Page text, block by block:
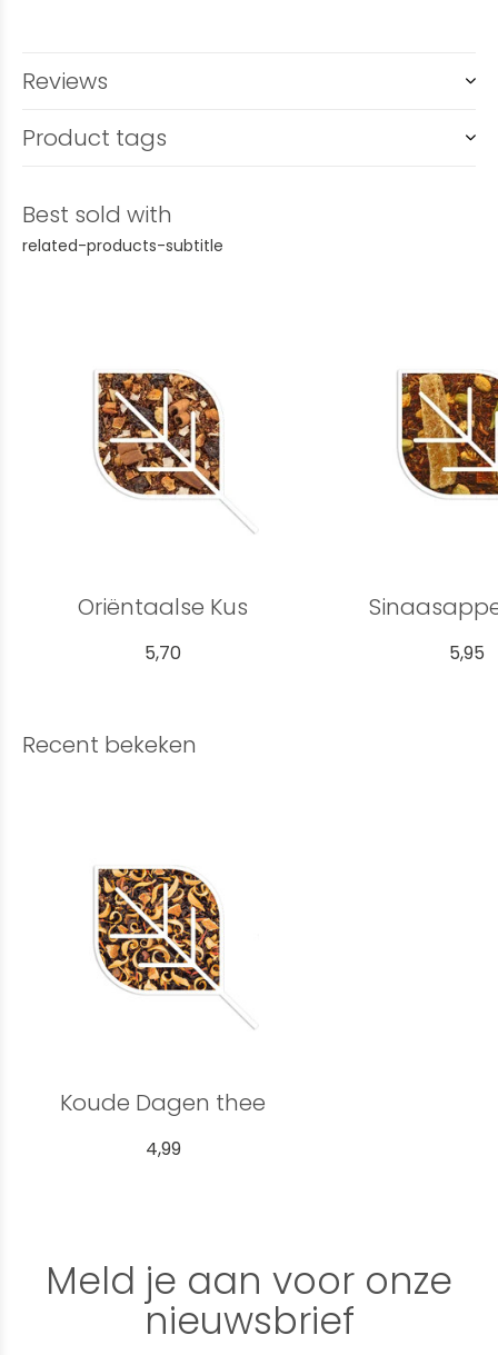
Reviews
Product tags
Best sold with
related-products-subtitle
Oriëntaalse Kus
5,70 5,95
Recent bekeken
Koude Dagen thee
4,99
Meld je aan voor onze
nieuwsbrief